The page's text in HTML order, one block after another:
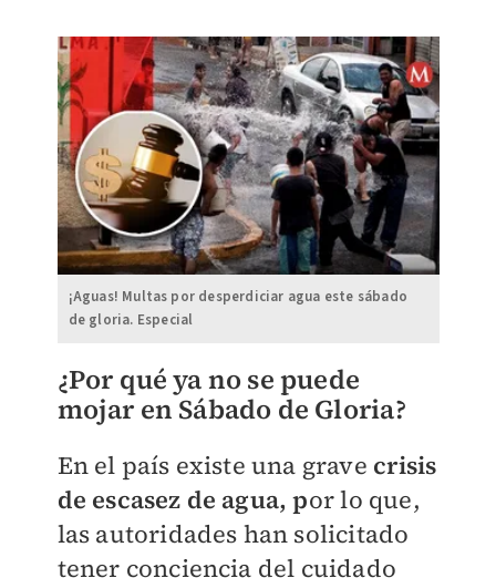
¡Aguas! Multas por desperdiciar agua este sábado
de gloria. Especial
¿Por qué ya no se puede
mojar en Sábado de Gloria?
En el país existe una grave crisis
de escasez de agua, por lo que,
las autoridades han solicitado
tener conciencia del cuidado